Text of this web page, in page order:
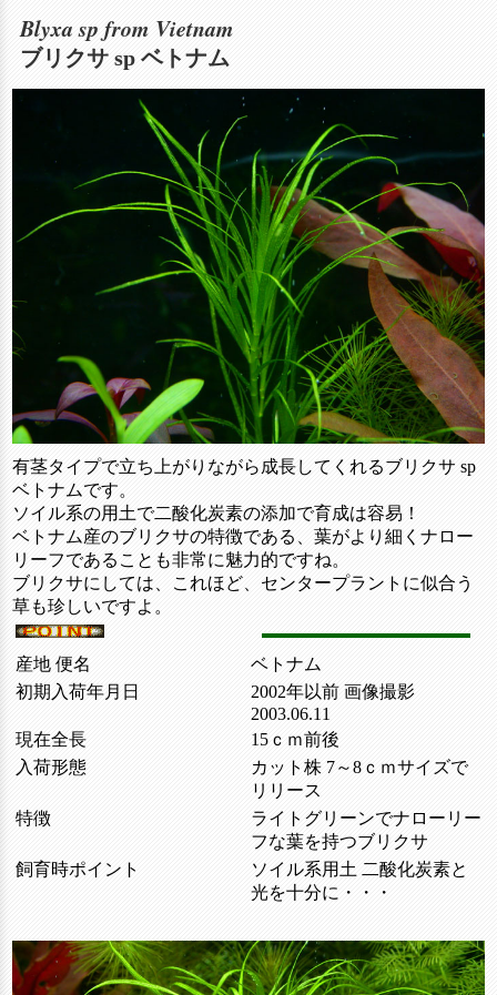
Blyxa sp from Vietnam
ブリクサ sp ベトナム
有茎タイプで立ち上がりながら成長してくれるブリクサ sp
ベトナムです。
ソイル系の用土で二酸化炭素の添加で育成は容易！
ベトナム産のブリクサの特徴である、葉がより細くナロー
リーフであることも非常に魅力的ですね。
ブリクサにしては、これほど、センタープラントに似合う
草も珍しいですよ。
産地 便名
ベトナム
初期入荷年月日
2002年以前 画像撮影
2003.06.11
現在全長
15ｃｍ前後
入荷形態
カット株 7～8ｃｍサイズで
リリース
特徴
ライトグリーンでナローリー
フな葉を持つブリクサ
飼育時ポイント
ソイル系用土 二酸化炭素と
光を十分に・・・